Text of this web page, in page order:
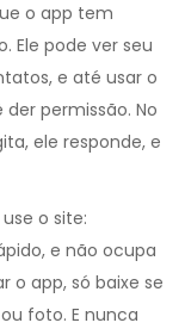
o app tem
Ele pode ver seu
e até usar o
permissão. No
ele responde, e
o site:
e não ocupa
o app, só baixe se
foto. E nunca